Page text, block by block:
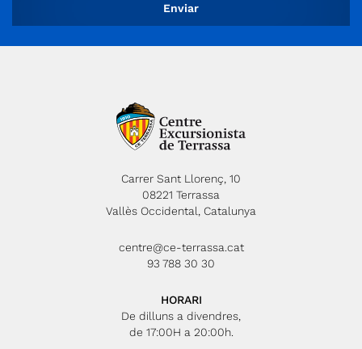
Carrer Sant Llorenç, 10
08221 Terrassa
Vallès Occidental, Catalunya
centre@ce-terrassa.cat
93 788 30 30
HORARI
De dilluns a divendres,
de 17:00H a 20:00h.